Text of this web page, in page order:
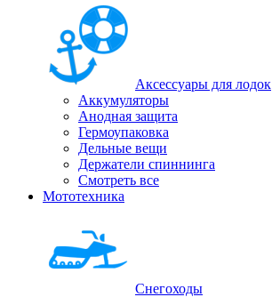
Аксессуары для лодок
Аккумуляторы
Анодная защита
Гермоупаковка
Дельные вещи
Держатели спиннинга
Смотреть все
Мототехника
Снегоходы